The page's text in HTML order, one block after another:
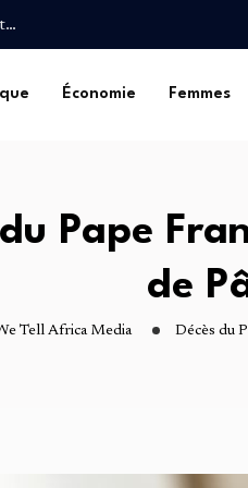
pour une Deuxième
pour une Deuxième
Économie Femmes
du Pape
de
Tell Africa Media Décès du